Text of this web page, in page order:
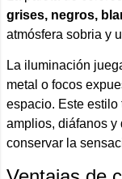
grises, negros,
atmósfera sobria y
La iluminación
metal o focos
espacio. Este
amplios, diáfanos y
conservar la